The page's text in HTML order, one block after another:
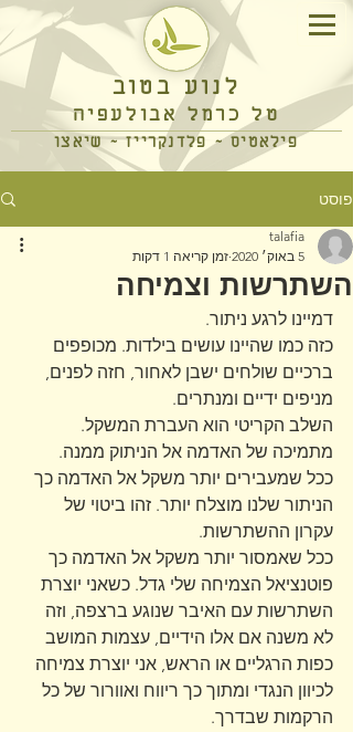
לנוע בטוב
טל כרמל אבולעפיה
פילאטיס ~ פלדנקרייז ~ שיאצו
פוסט
השתרשות וצמיחה
talafia
5 באוק׳ 2020
זמן קריאה 1 דקות
דמיינו לרגע ניתור.
כזה כמו שהיינו עושים בילדות. מכופפים
ברכיים שולחים ישבן לאחור, חזה לפנים,
מניפים ידיים ומנתרים.
השלב הקריטי הוא העברת המשקל.
מתמיכה של האדמה אל הניתוק ממנה.
ככל שמעבירים יותר משקל אל האדמה כך
הניתור שלנו מוצלח יותר. זהו ביטוי של
עקרון ההשתרשות.
ככל שאמסור יותר משקל אל האדמה כך
פוטנציאל הצמיחה שלי גדל. כשאני יוצרת
השתרשות עם האיבר שנוגע ברצפה, וזה
לא משנה אם אלו הידיים, עצמות המושב
כפות הרגליים או הראש, אני יוצרת צמיחה
לכיוון הנגדי ומתוך כך ריווח ואוורור של כל
הרקמות שבדרך.